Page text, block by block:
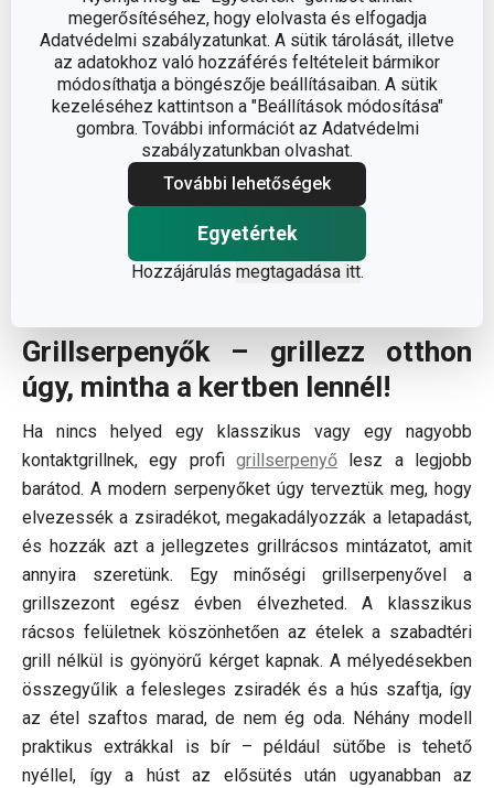
megerősítéséhez, hogy elolvasta és elfogadja
Adatvédelmi szabályzatunkat. A sütik tárolását, illetve
az adatokhoz való hozzáférés feltételeit bármikor
módosíthatja a böngészője beállításaiban. A sütik
kezeléséhez kattintson a "Beállítások módosítása"
gombra. További információt az Adatvédelmi
szabályzatunkban olvashat.
További lehetőségek
Egyetértek
Hozzájárulás megtagadása itt.
Grillserpenyők – grillezz otthon
úgy, mintha a kertben lennél!
Ha nincs helyed egy klasszikus vagy egy nagyobb
kontaktgrillnek, egy profi grillserpenyő lesz a legjobb
barátod. A modern serpenyőket úgy terveztük meg, hogy
elvezessék a zsiradékot, megakadályozzák a letapadást,
és hozzák azt a jellegzetes grillrácsos mintázatot, amit
annyira szeretünk. Egy minőségi grillserpenyővel a
grillszezont egész évben élvezheted. A klasszikus
rácsos felületnek köszönhetően az ételek a szabadtéri
grill nélkül is gyönyörű kérget kapnak. A mélyedésekben
összegyűlik a felesleges zsiradék és a hús szaftja, így
az étel szaftos marad, de nem ég oda. Néhány modell
praktikus extrákkal is bír – például sütőbe is tehető
nyéllel, így a húst az elősütés után ugyanabban az